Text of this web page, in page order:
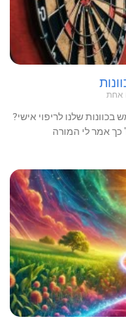
אחת
שלנו לריפוי אישי?
כך אמר לי המורה